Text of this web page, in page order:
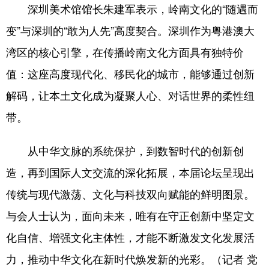
深圳美术馆馆长朱建军表示，岭南文化的“随遇而
变”与深圳的“敢为人先”高度契合。深圳作为粤港澳大
湾区的核心引擎，在传播岭南文化方面具有独特价
值：这座高度现代化、移民化的城市，能够通过创新
解码，让本土文化成为凝聚人心、对话世界的柔性纽
带。
从中华文脉的系统保护，到数智时代的创新创
造，再到国际人文交流的深化拓展，本届论坛呈现出
传统与现代激荡、文化与科技双向赋能的鲜明图景。
与会人士认为，面向未来，唯有在守正创新中坚定文
化自信、增强文化主体性，才能不断激发文化发展活
力，推动中华文化在新时代焕发新的光彩。（记者 党